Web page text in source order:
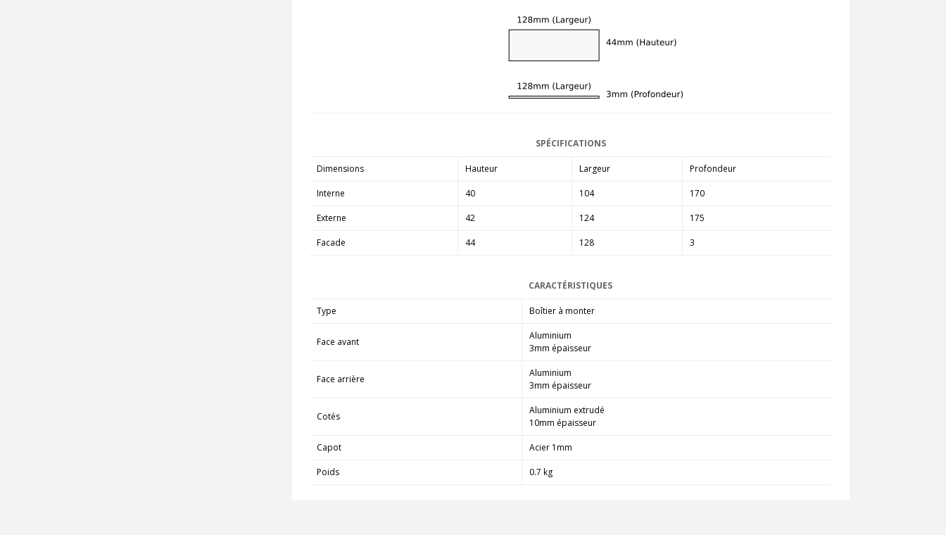
SPÉCIFICATIONS
Dimensions Hauteur Largeur Profondeur
Interne 40 104 170
Externe 42 124 175
Facade 44 128 3
CARACTÉRISTIQUES
Type Boîtier à monter
Face avant
Aluminium
3mm épaisseur
Face arrière
Aluminium
3mm épaisseur
Cotés
Aluminium extrudé
10mm épaisseur
Capot Acier 1mm
Poids 0.7 kg